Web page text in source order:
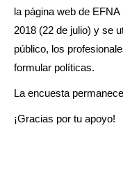
la página web de EFNA
2018 (22 de julio) y se
público, los
formular políticas.
La encuesta
¡Gracias por tu apoyo!